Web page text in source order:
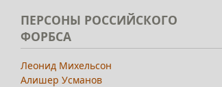
ПЕРСОНЫ РОССИЙСКОГО
ФОРБСА
Леонид Михельсон
Алишер Усманов